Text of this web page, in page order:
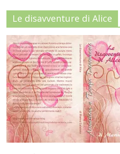
Le disavventure di Alice